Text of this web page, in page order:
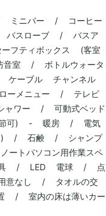
ミニバー / コーヒー
スローブ / バスア
ティボックス (客室
/ ボトルウォータ
ブル チャンネル
メニュー / テレビ
ワー / 可動式ベッド
節可) - 暖房 / 電気
) / 石鹸 / シャンプ
パソコン用作業スペ
道具 / LED 電球 / 点
意なし / タオルの交
/ 室内の床は薄いカー